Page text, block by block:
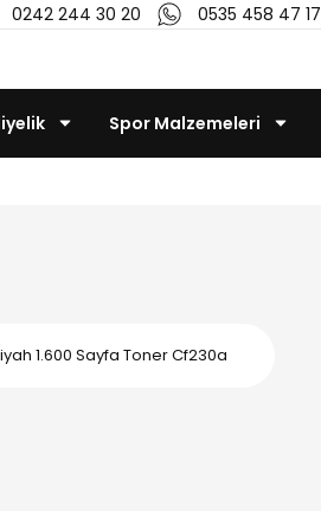
0242 244 30 20 0535 458 47 17
Spor Malzemeleri
1.600 Sayfa Toner Cf230a